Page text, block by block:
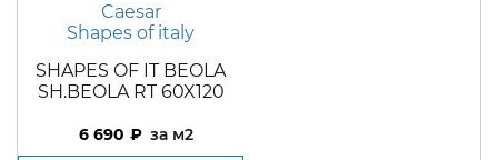
Caesar
Shapes of italy
SHAPES OF IT BEOLA
SH.BEOLA RT 60X120
6 690 м2